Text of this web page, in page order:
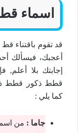
اسماء
قد تقوم باقتناء
أعجبك، فيسألك
إجابتك بلا
قطط ذكور قطط
كما يلي :
جاما : من